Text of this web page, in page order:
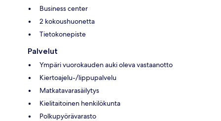
Business center
2 kokoushuonetta
Tietokonepiste
Palvelut
Ympäri vuorokauden auki oleva vastaanotto
Kiertoajelu-/lippupalvelu
Matkatavarasäilytys
Kielitaitoinen henkilökunta
Polkupyörävarasto